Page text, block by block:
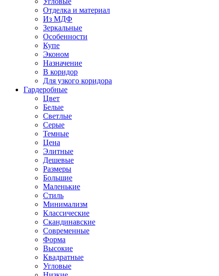
Отделка и материал
Из МДФ
Зеркальные
Особенности
Купе
Эконом
Назначение
В коридор
Для узкого коридора
Гардеробные
Цвет
Белые
Светлые
Серые
Темные
Цена
Элитные
Дешевые
Размеры
Большие
Маленькие
Стиль
Минимализм
Классические
Скандинавские
Современные
Форма
Высокие
Квадратные
Угловые